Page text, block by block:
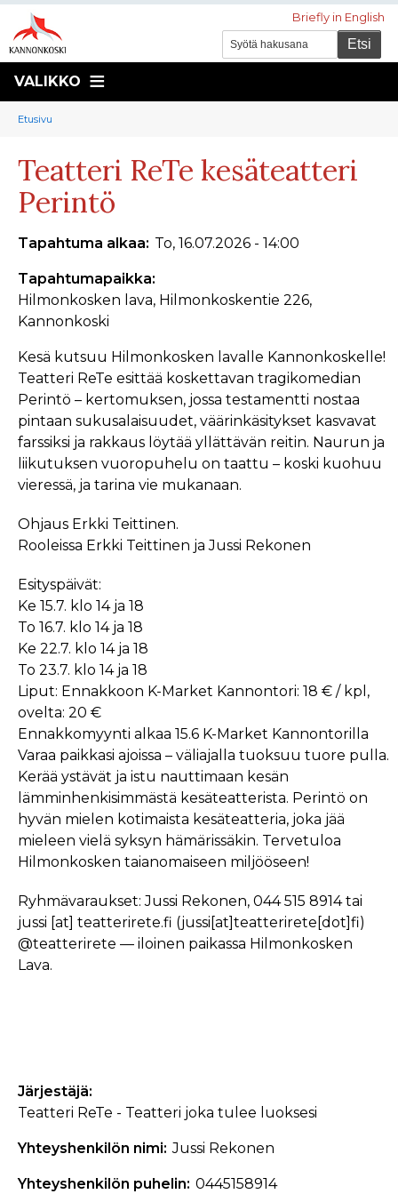
Briefly in English
VALIKKO
Murupolku
You
here:
Etusivu
Teatteri ReTe kesäteatteri
Perintö
Tapahtuma alkaa To, 16.07.2026 - 14:00
Tapahtumapaikka
Hilmonkosken lava, Hilmonkoskentie 226,
Kannonkoski
Kesä kutsuu Hilmonkosken lavalle Kannonkoskelle!
Teatteri ReTe esittää koskettavan tragikomedian
Perintö – kertomuksen, jossa testamentti nostaa
pintaan sukusalaisuudet, väärinkäsitykset kasvavat
farssiksi ja rakkaus löytää yllättävän reitin. Naurun ja
liikutuksen vuoropuhelu on taattu – koski kuohuu
vieressä, ja tarina vie mukanaan.
Ohjaus Erkki Teittinen.
Rooleissa Erkki Teittinen ja Jussi Rekonen
Esityspäivät:
Ke 15.7. klo 14 ja 18
To 16.7. klo 14 ja 18
Ke 22.7. klo 14 ja 18
To 23.7. klo 14 ja 18
Liput: Ennakkoon K-Market Kannontori: 18 € / kpl,
ovelta: 20 €
Ennakkomyynti alkaa 15.6 K-Market Kannontorilla
Varaa paikkasi ajoissa – väliajalla tuoksuu tuore pulla.
Kerää ystävät ja istu nauttimaan kesän
lämminhenkisimmästä kesäteatterista. Perintö on
hyvän mielen kotimaista kesäteatteria, joka jää
mieleen vielä syksyn hämärissäkin. Tervetuloa
Hilmonkosken taianomaiseen miljööseen!
Ryhmävaraukset: Jussi Rekonen, 044 515 8914 tai
jussi [at] teatterirete.fi (jussi[at]teatterirete[dot]fi)
@teatterirete — iloinen paikassa Hilmonkosken
Lava.
Järjestäjä
Teatteri ReTe - Teatteri joka tulee luoksesi
Yhteyshenkilön nimi Jussi Rekonen
Yhteyshenkilön puhelin 0445158914